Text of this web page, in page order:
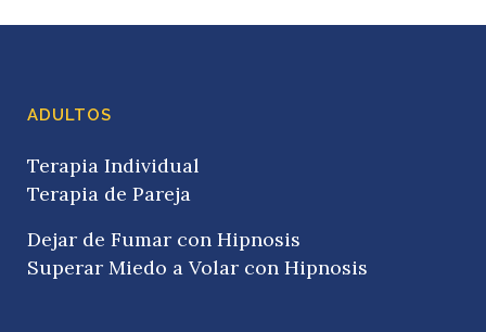
ADULTOS
Terapia Individual
Terapia de Pareja
Dejar de Fumar con Hipnosis
Superar Miedo a Volar con Hipnosis